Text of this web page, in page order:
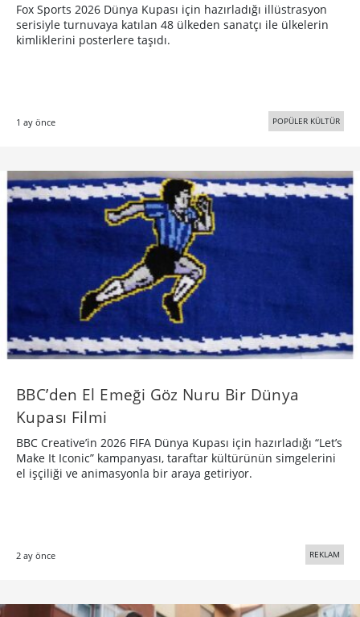
Fox Sports 2026 Dünya Kupası için hazırladığı illüstrasyon
serisiyle turnuvaya katılan 48 ülkeden sanatçı ile ülkelerin
kimliklerini posterlere taşıdı.
1 ay önce POPÜLER KÜLTÜR
BBC’den El Emeği Göz Nuru Bir Dünya
Kupası Filmi
BBC Creative’in 2026 FIFA Dünya Kupası için hazırladığı “Let’s
Make It Iconic” kampanyası, taraftar kültürünün simgelerini
el işçiliği ve animasyonla bir araya getiriyor.
2 ay önce REKLAM